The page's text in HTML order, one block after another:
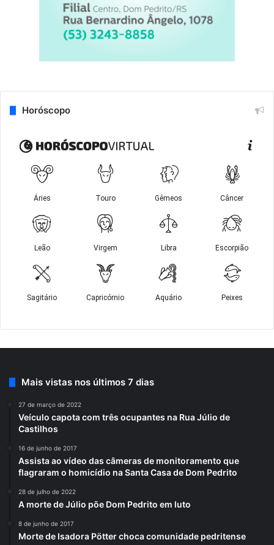
Horóscopo
Mais vistas nos últimos 7 dias
27 de março de 2022
Veículo capota com três ocupantes na Rua Júlio de
Castilhos
16 de junho de 2017
Assista ao vídeo das câmeras de monitoramento que
flagraram o homicídio na Santa Casa de Dom Pedrito
28 de julho de 2022
A morte de Júlio põe Dom Pedrito em luto
8 de junho de 2017
Morte de Isadora Pötter choca comunidade pedritense